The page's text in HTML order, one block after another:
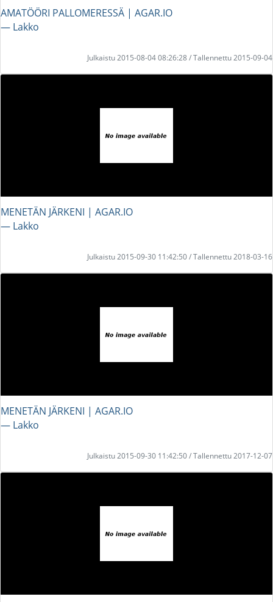
AMATÖÖRI PALLOMERESSÄ | AGAR.IO
― Lakko
Julkaistu 2015-08-04 08:26:28 / Tallennettu 2015-09-04
MENETÄN JÄRKENI | AGAR.IO
― Lakko
Julkaistu 2015-09-30 11:42:50 / Tallennettu 2018-03-16
MENETÄN JÄRKENI | AGAR.IO
― Lakko
Julkaistu 2015-09-30 11:42:50 / Tallennettu 2017-12-07